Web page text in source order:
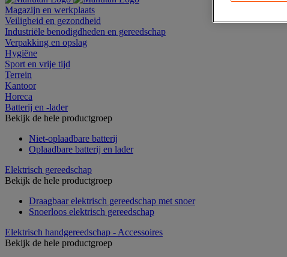
Magazijn en werkplaats
Veiligheid en gezondheid
Industriële benodigdheden en gereedschap
Verpakking en opslag
Hygiëne
Sport en vrije tijd
Terrein
Kantoor
Horeca
Batterij en -lader
Bekijk de hele productgroep
Niet-oplaadbare batterij
Oplaadbare batterij en lader
Elektrisch gereedschap
Bekijk de hele productgroep
Draagbaar elektrisch gereedschap met snoer
Snoerloos elektrisch gereedschap
Elektrisch handgereedschap - Accessoires
Bekijk de hele productgroep